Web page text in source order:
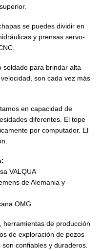
se puedes dividir en
y prensas servo-
soldado para brindar alta
son cada vez más
en capacidad de
diferentes. El tope
por computador. El
VALQUA
de Alemania y
OMG
herramientas de producción
de exploración de pozos
confiables y duraderos.